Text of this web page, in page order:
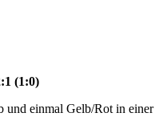
(1:0)
einmal Gelb/Rot in